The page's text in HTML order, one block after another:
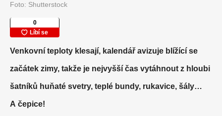
Foto: Shutterstock
Venkovní teploty klesají, kalendář avizuje blížící se
začátek zimy, takže je nejvyšší čas vytáhnout z hloubi
šatníků huňaté svetry, teplé bundy, rukavice, šály…
A čepice!